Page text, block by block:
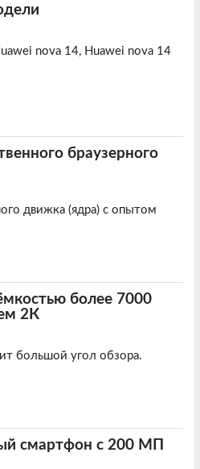
nova 14, Huawei nova 14
браузерного
движка (ядра) с опытом
более 7000
2К
большой угол обзора.
смартфон с 200 МП